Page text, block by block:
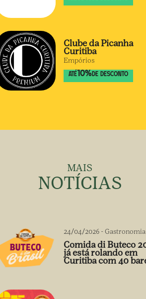
Clube da Picanha
Curitiba
Empórios
ATÉ10%DE DESCONTO
MAIS
NOTÍCIAS
24/04/2026 -Gastronomia
Comida di Buteco
já está rolando em
Curitiba com 40
petiscos a preço